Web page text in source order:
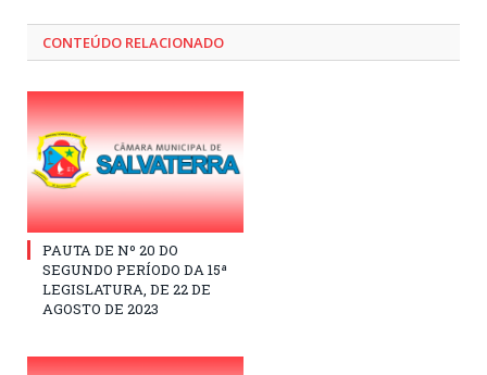
CONTEÚDO RELACIONADO
PAUTA DE Nº 20 DO
SEGUNDO PERÍODO DA 15ª
LEGISLATURA, DE 22 DE
AGOSTO DE 2023